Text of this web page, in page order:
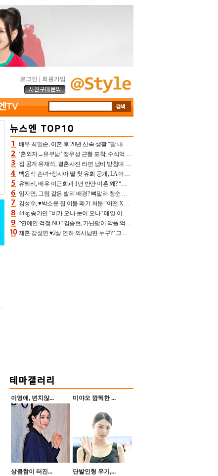
로그인 회원가입
배우 최일순, 이혼 후 20년 산속 생활 “딸 내가 버렸다고 원망‥맘 아파”(특종)[어제TV]
‘혼외자→유부남’ 정우성 근황 포착, 수식억 해킹 피해 후배 만났다 “존경하는”
집 공개 유재석, 결혼사진 라면 냄비 받침대 되고 분노‥가족사진도 피해(놀뭐)[어제TV]
백윤식 손녀+정시아 딸 첫 유화 공개, LA 아트쇼→서울국제조각페스타 작가다운 수준급 실력
유혜리, 배우 이근희과 1년 반만 이혼 왜? “식칼 꽂고 의자 던져” 충격 폭로(특종)[어제TV]
임지연, 그림 같은 발리 배경? 뼈말라 청순 비키니 핏에 상대 안 되네
김성수, ♥박소윤 집 이불 폐기 처분 “어떤 X이랑 썼을지 몰라” 질투(신랑수업2)[어제TV]
44kg 송가인 “비가 오나 눈이 오나” 매일 이 운동, 허벅지 근육량 상승+체지방 감소
“연예인 걱정 NO” 김승현, 가난팔이 악플 억울할만‥아내+딸과 日 여행
재혼 강성연 ♥2살 연하 의사남편 누구? ‘그알’ 자문의에 훈남 비주얼 초엘리트 스펙 [종합]
이영애, 변치않... 미야오 깜찍한 ...
상큼함이 터진... 단발인형 우기,...